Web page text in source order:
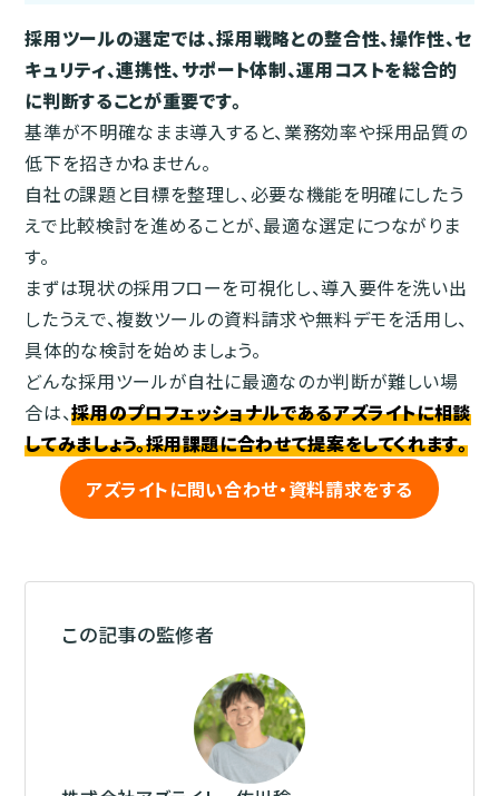
採用ツールの選定では、採用戦略との整合性、操作性、セ
キュリティ、連携性、サポート体制、運用コストを総合的
に判断することが重要です。
基準が不明確なまま導入すると、業務効率や採用品質の
低下を招きかねません。
自社の課題と目標を整理し、必要な機能を明確にしたう
えで比較検討を進めることが、最適な選定につながりま
す。
まずは現状の採用フローを可視化し、導入要件を洗い出
したうえで、複数ツールの資料請求や無料デモを活用し、
具体的な検討を始めましょう。
どんな採用ツールが自社に最適なのか判断が難しい場
合は、採用のプロフェッショナルであるアズライトに相談
してみましょう。採用課題に合わせて提案をしてくれます。
アズライトに問い合わせ・資料請求をする
この記事の監修者